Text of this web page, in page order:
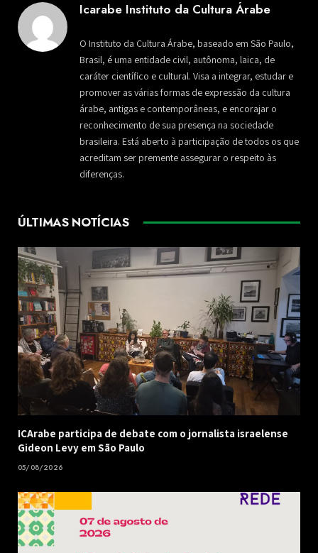
Icarabe Instituto da Cultura Árabe
O Instituto da Cultura Árabe, baseado em São Paulo,
Brasil, é uma entidade civil, autônoma, laica, de
caráter científico e cultural. Visa a integrar, estudar e
promover as várias formas de expressão da cultura
árabe, antigas e contemporâneas, e encorajar o
reconhecimento de sua presença na sociedade
brasileira. Está aberto à participação de todos os que
acreditam ser premente assegurar o respeito às
diferenças.
ÚLTIMAS NOTÍCIAS
ICArabe participa de debate com o jornalista israelense
Gideon Levy em São Paulo
05/08/2026